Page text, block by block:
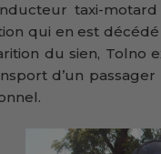
taxi-
qui en est décédé
du sien, Tolno
d’un